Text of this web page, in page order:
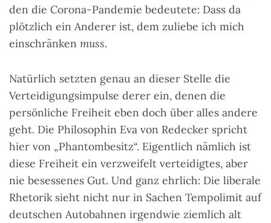
den die Corona-Pandemie bedeutete: Dass da
plötzlich ein Anderer ist, dem zuliebe ich mich
einschränken muss.
Natürlich setzten genau an dieser Stelle die
Verteidigungsimpulse derer ein, denen die
persönliche Freiheit eben doch über alles andere
geht. Die Philosophin Eva von Redecker spricht
hier von „Phantombesitz“. Eigentlich nämlich ist
diese Freiheit ein verzweifelt verteidigtes, aber
nie besessenes Gut. Und ganz ehrlich: Die liberale
Rhetorik sieht nicht nur in Sachen Tempolimit auf
deutschen Autobahnen irgendwie ziemlich alt